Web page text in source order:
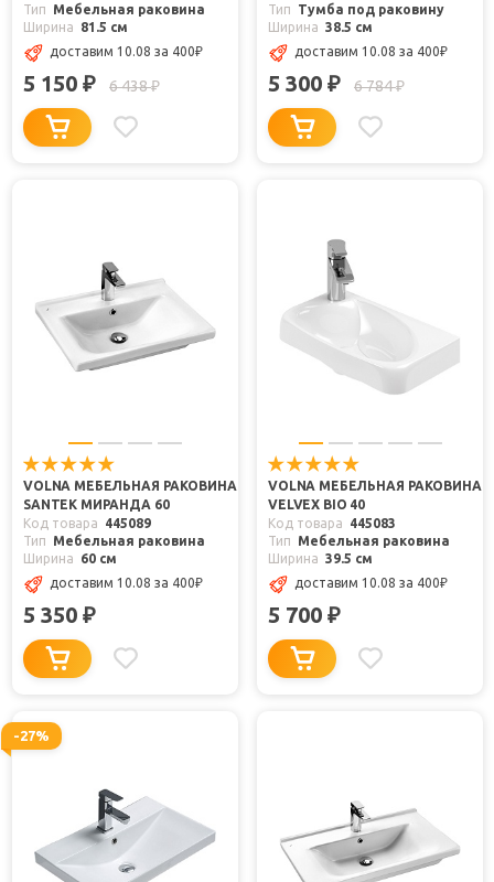
Тип
Мебельная раковина
Ширина
81.5 см
доставим 10.08 за 400₽
5 150 ₽ 6 438₽
Тип
Тумба под раковину
Ширина 38.5 см
доставим 10.08 за 400₽
5 300 ₽ 6 784₽
VOLNA МЕБЕЛЬНАЯ РАКОВИНА
SANTEK МИРАНДА 60
Код товара
445089
Тип
Мебельная раковина
Ширина
60 см
доставим 10.08 за 400₽
5 350 ₽
VOLNA МЕБЕЛЬНАЯ РАКОВИНА
VELVEX BIO 40
Код товара
445083
Тип
Мебельная раковина
Ширина 39.5 см
доставим 10.08 за 400₽
5 700 ₽
-27%